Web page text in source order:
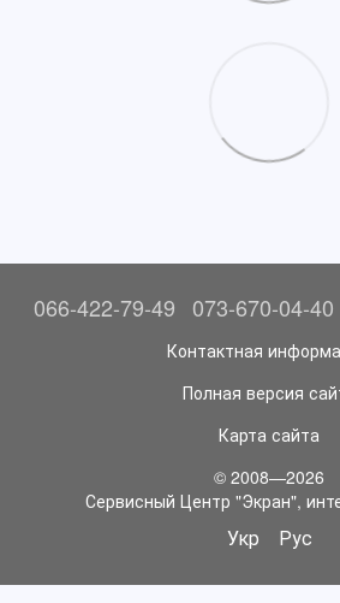
066-422-79-49 073-670-04-40
Контактная
Полная версия
Карта сайта
© 2008—2026
Сервисный Центр "Экран",
Укр Рус